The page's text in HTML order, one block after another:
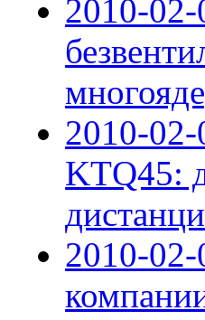
2010-
2010-
KTQ45:
2010-